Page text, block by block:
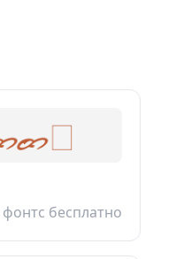
фонтс бесплатно